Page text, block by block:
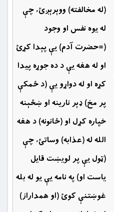
(له مخالفته) ووېرېږئ، چې
له يوه نفس او وجود
(=حضرت آدم) یې پېدا كړئ
او له هغه یې د ده جوړه پيدا
کړه او له دواړو يې (د ځمكې
پر مخ) ډېر نارينه او ښځېنه
خپاره كړل او (ځانونه) د هغه
الله له (عذابه) وساتئ، چې
(ټول يې پر لويښت قايل
ياست او) په نامه يې يو له بله
غوښتنې کوئ (او همداراز)